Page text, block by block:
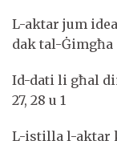
L-aktar jum
dak tal-Ġimgħa
Id-dati li għal
27, 28 u 1
L-istilla l-aktar